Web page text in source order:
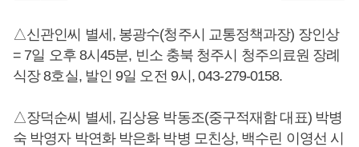
△신관인씨 별세, 봉광수(청주시 교통정책과장) 장인상
= 7일 오후 8시45분, 빈소 충북 청주시 청주의료원 장례
식장 8호실, 발인 9일 오전 9시, 043-279-0158.
△장덕순씨 별세, 김상용 박동조(중구적재함 대표) 박병
숙 박영자 박연화 박은화 박병 모친상, 백수린 이영선 시